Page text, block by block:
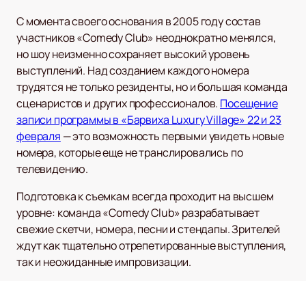
С момента своего основания в 2005 году состав
участников «Comedy Club» неоднократно менялся,
но шоу неизменно сохраняет высокий уровень
выступлений. Над созданием каждого номера
трудятся не только резиденты, но и большая команда
сценаристов и других профессионалов. Посещение
записи программы в «Барвиха Luxury Village» 22 и 23
февраля — это возможность первыми увидеть новые
номера, которые еще не транслировались по
телевидению.
Подготовка к съемкам всегда проходит на высшем
уровне: команда «Comedy Club» разрабатывает
свежие скетчи, номера, песни и стендапы. Зрителей
ждут как тщательно отрепетированные выступления,
так и неожиданные импровизации.